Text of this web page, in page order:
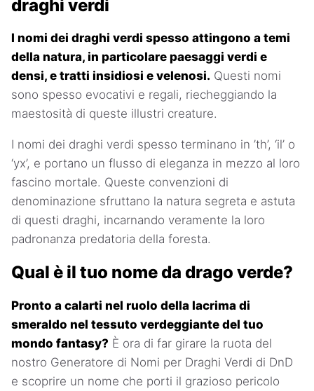
draghi verdi
I nomi dei draghi verdi spesso attingono a temi
della natura, in particolare paesaggi verdi e
densi, e tratti insidiosi e velenosi. Questi nomi
sono spesso evocativi e regali, riecheggiando la
maestosità di queste illustri creature.
I nomi dei draghi verdi spesso terminano in ’th’, ‘il’ o
‘yx’, e portano un flusso di eleganza in mezzo al loro
fascino mortale. Queste convenzioni di
denominazione sfruttano la natura segreta e astuta
di questi draghi, incarnando veramente la loro
padronanza predatoria della foresta.
Qual è il tuo nome da drago verde?
Pronto a calarti nel ruolo della lacrima di
smeraldo nel tessuto verdeggiante del tuo
mondo fantasy? È ora di far girare la ruota del
nostro Generatore di Nomi per Draghi Verdi di DnD
e scoprire un nome che porti il grazioso pericolo